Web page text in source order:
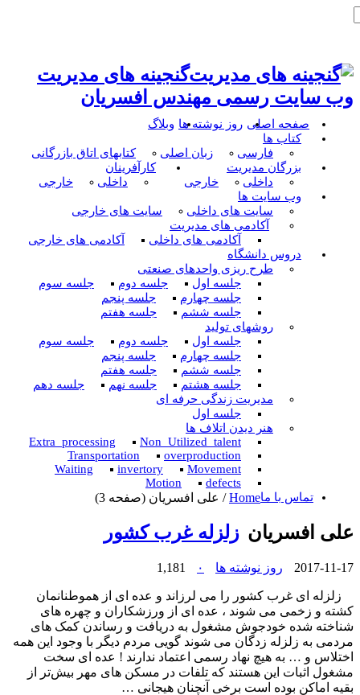
گنجینه های مدیریت
وب سایت رسمی مهندس افسریان
صفحه اصلی روز نوشته ها وبلاگ
کتاب ها
فارسی
زبان اصلی
کتابهای اتاق بازرگانی
بزرگان مدیریت
داخلی
خارجی
کارآفرینان
داخلی
خارجی
وب سایت ها
سایت های داخلی
سایت های خارجی
آکادمی های مدیریت
آکادمی های داخلی
آکادمی های خارجی
دروس دانشگاه
طرح ریزی واحدهای صنعتی
جلسه اول
جلسه دوم
جلسه سوم
جلسه چهارم
جلسه پنجم
جلسه ششم
جلسه هفتم
روشهای تولید
جلسه اول
جلسه دوم
جلسه سوم
جلسه چهارم
جلسه پنجم
جلسه ششم
جلسه هفتم
جلسه هشتم
جلسه نهم
جلسه دهم
مدیریت زندگی حرفه ای
جلسه اول
هنر دیدن اتلاف ها
Non_Utilized_talent
Extra_processing
overproduction
Transportation
Movement
invertory
Waiting
defects
Motion
تماس با ماHome
/ علی افسریان (صفحه 3)
علی افسریان زلزله غرب کشور
2017-11-17 روز نوشته ها ۰ 1,181
زلزله ای غرب کشور را می لرزاند و عده ای از هموطنانمان
کشته و زخمی می شوند ، عده ای از ورزشکاران و چهره های
شناخته شده خودجوش مشغول به دریافت و رساندن کمک های
مردمی به زلزله زدگان می شوند گویی مردم دیگر با وجود این همه
اختلاس و … به هیچ نهاد رسمی اعتماد ندارند ! عده ای سخت
مشغول اثبات این هستند که تلفات در مسکن های مهر بیش‌تر از
بقیه اماکن بوده است برخی آنچنان هیجانی …